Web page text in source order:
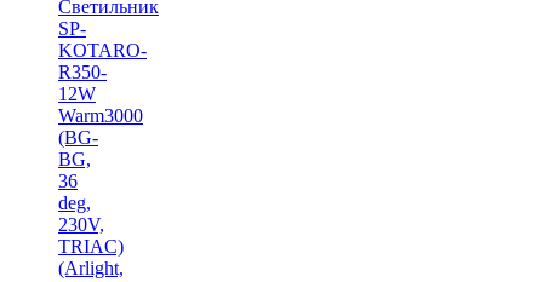
Светильник
SP-
KOTARO-
R350-
12W
Warm3000
(BG-
BG,
36
deg,
230V,
TRIAC)
(Arlight,